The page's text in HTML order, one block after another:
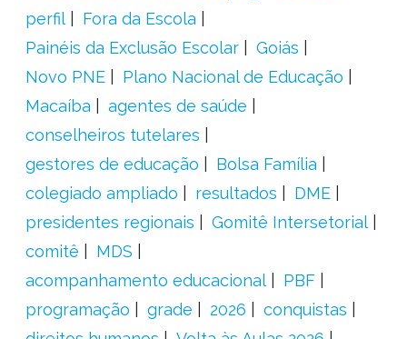
perfil
Fora da Escola
Painéis da Exclusão Escolar
Goiás
Novo PNE
Plano Nacional de Educação
Macaíba
agentes de saúde
conselheiros tutelares
gestores de educação
Bolsa Família
colegiado ampliado
resultados
DME
presidentes regionais
Gomitê Intersetorial
comitê
MDS
acompanhamento educacional
PBF
programação
grade 2026
conquistas